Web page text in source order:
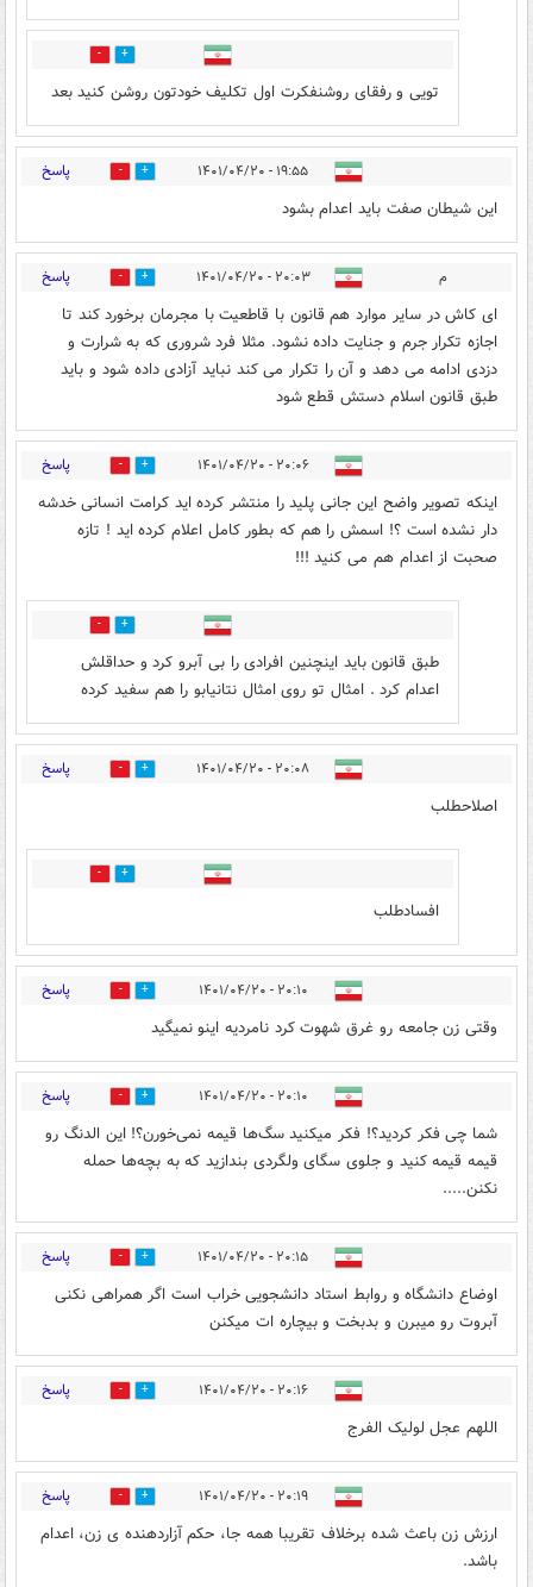
3
تویی و رفقای روشنفکرت اول تکلیف خودتون روشن کنید بعد
۱۹:۵۵ - ۱۴۰۱/۰۴/۲۰ 14 پاسخ
این شیطان صفت باید اعدام بشود
م ۲۰:۰۳ - ۱۴۰۱/۰۴/۲۰ 13 پاسخ
ای کاش در سایر موارد هم قانون با قاطعیت با مجرمان برخورد کند تا
اجازه تکرار جرم و جنایت داده نشود. مثلا فرد شروری که به شرارت و
دزدی ادامه می دهد و آن را تکرار می کند نباید آزادی داده شود و باید
طبق قانون اسلام دستش قطع شود
۲۰:۰۶ - ۱۴۰۱/۰۴/۲۰ 3 پاسخ
اینکه تصویر واضح این جانی پلید را منتشر کرده اید کرامت انسانی خدشه
دار نشده است ؟! اسمش را هم که بطور کامل اعلام کرده اید ! تازه
صحبت از اعدام هم می کنید !!!
9
طبق قانون باید اینچنین افرادی را بی آبرو کرد و حداقلش
اعدام کرد . امثال تو روی امثال نتانیابو را هم سفید کرده
۲۰:۰۸ - ۱۴۰۱/۰۴/۲۰ 4 پاسخ
اصلاحطلب
6
افسادطلب
۲۰:۱۰ - ۱۴۰۱/۰۴/۲۰ 4 پاسخ
وقتی زن جامعه رو غرق شهوت کرد نامردیه اینو نمیگید
۲۰:۱۰ - ۱۴۰۱/۰۴/۲۰ 6 پاسخ
شما چی فکر کردید؟! فکر میکنید سگ‌ها قیمه نمی‌خورن؟! این الدنگ رو
قیمه قیمه کنید و جلوی سگای ولگردی بندازید که به بچه‌ها حمله
نکنن.....
۲۰:۱۵ - ۱۴۰۱/۰۴/۲۰ 6 پاسخ
اوضاع دانشگاه و روابط استاد دانشجویی خراب است اگر همراهی نکنی
آبروت رو میبرن و بدبخت و بیچاره ات میکنن
۲۰:۱۶ - ۱۴۰۱/۰۴/۲۰ 15 پاسخ
اللهم عجل لولیک الفرج
۲۰:۱۹ - ۱۴۰۱/۰۴/۲۰ 3 پاسخ
ارزش زن باعث شده برخلاف تقریبا همه جا، حکم آزاردهنده ی زن، اعدام
باشد.